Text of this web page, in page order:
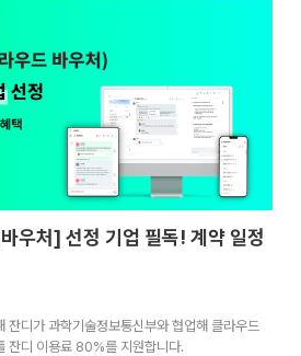
우처] 선정 기업 필독! 계약 일정
잔디가 과학기술정보통신부와 협업해 클라우드
잔디 이용료 80%를 지원합니다.